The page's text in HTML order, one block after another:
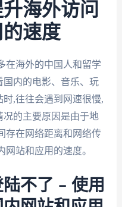
海外访问
速度
在海外的中国人和留学
内的电影、音乐、玩
,往往会遇到网速很慢,
的主要原因是由于地
存在网络距离和网络传
站和应用的速度。
不了 – 使用